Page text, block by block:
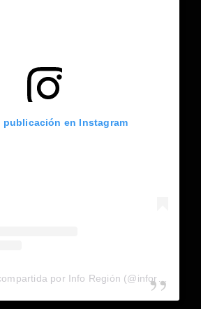
publicación en Instagram
Una publicación compartida por Info Región (@inforegion_redes)